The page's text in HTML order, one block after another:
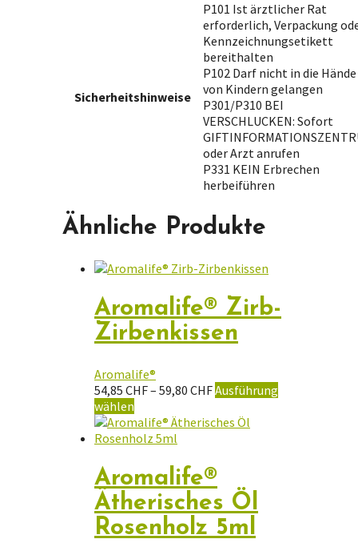
Sicherheitshinweise
P101 Ist ärztlicher Rat
erforderlich, Verpackung
Kennzeichnungsetikett
bereithalten
P102 Darf nicht in die Hände
von Kindern gelangen
P301/P310 BEI
VERSCHLUCKEN: Sofort
oder Arzt anrufen
P331 KEIN Erbrechen
herbeiführen
Ähnliche Produkte
Aromalife® Zirb-
Zirbenkissen
Aromalife®
54,85 CHF– 59,80 CHFPreisspanne:
bis
Ausführung
wählen
Produkt
weist
Varianten
auf.
Die
Optionen
können
Aromalife®
Ätherisches Öl
Rosenholz 5ml